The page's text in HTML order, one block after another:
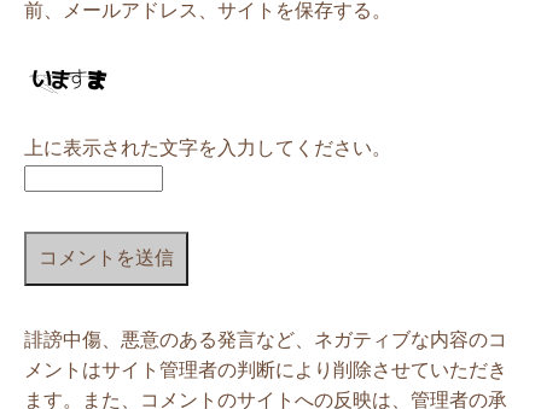
前、メールアドレス、サイトを保存する。
上に表示された文字を入力してください。
誹謗中傷、悪意のある発言など、ネガティブな内容のコ
メントはサイト管理者の判断により削除させていただき
ます。また、コメントのサイトへの反映は、管理者の承